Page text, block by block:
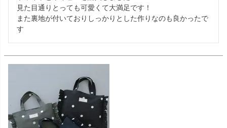
見た目通りとっても可愛くて大満足です！
また裏地が付いておりしっかりとした作りなのも良かったで
す